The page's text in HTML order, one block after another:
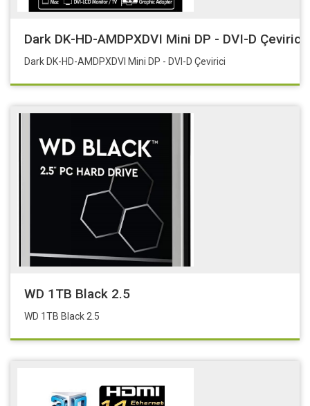
Dark DK-HD-AMDPXDVI Mini DP - DVI-D Çevirici
Dark DK-HD-AMDPXDVI Mini DP - DVI-D Çevirici
WD 1TB Black 2.5
WD 1TB Black 2.5